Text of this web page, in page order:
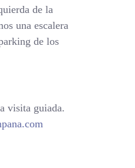
de la
una escalera
de los
visita guiada.